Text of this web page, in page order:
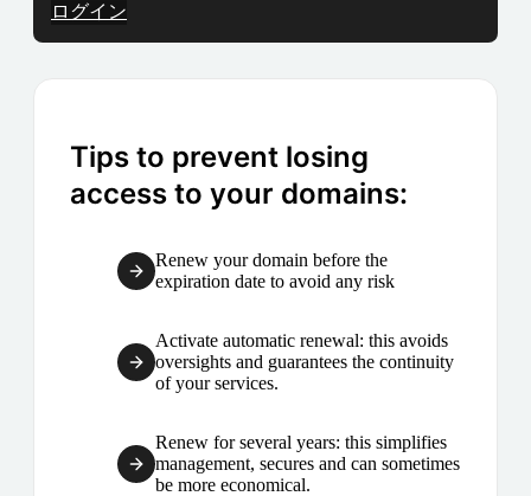
ログイン
Tips to prevent losing
access to your domains:
Renew your domain before the
expiration date to avoid any risk
Activate automatic renewal: this avoids
oversights and guarantees the continuity
of your services.
Renew for several years: this simplifies
management, secures and can sometimes
be more economical.